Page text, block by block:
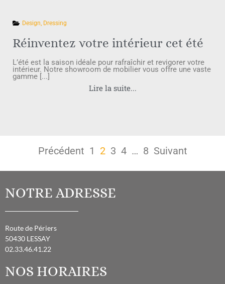
Design, Dressing
Réinventez votre intérieur cet été
L’été est la saison idéale pour rafraîchir et revigorer votre
intérieur. Notre showroom de mobilier vous offre une vaste
gamme [...]
Lire la suite...
Précédent 1 2 3 4 … 8 Suivant
NOTRE ADRESSE
Route de Périers
50430 LESSAY
02.33.46.41.22
NOS HORAIRES